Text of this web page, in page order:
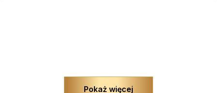
Pokaż więcej